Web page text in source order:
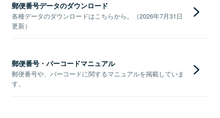
郵便番号データのダウンロード
各種データのダウンロードはこちらから。（2026年7月31日
更新）
郵便番号・バーコードマニュアル
郵便番号や、バーコードに関するマニュアルを掲載していま
す。